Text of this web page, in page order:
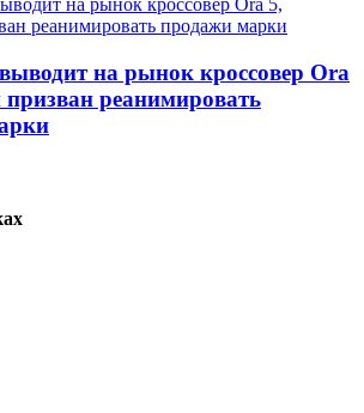
на рынок кроссовер Ora
реанимировать